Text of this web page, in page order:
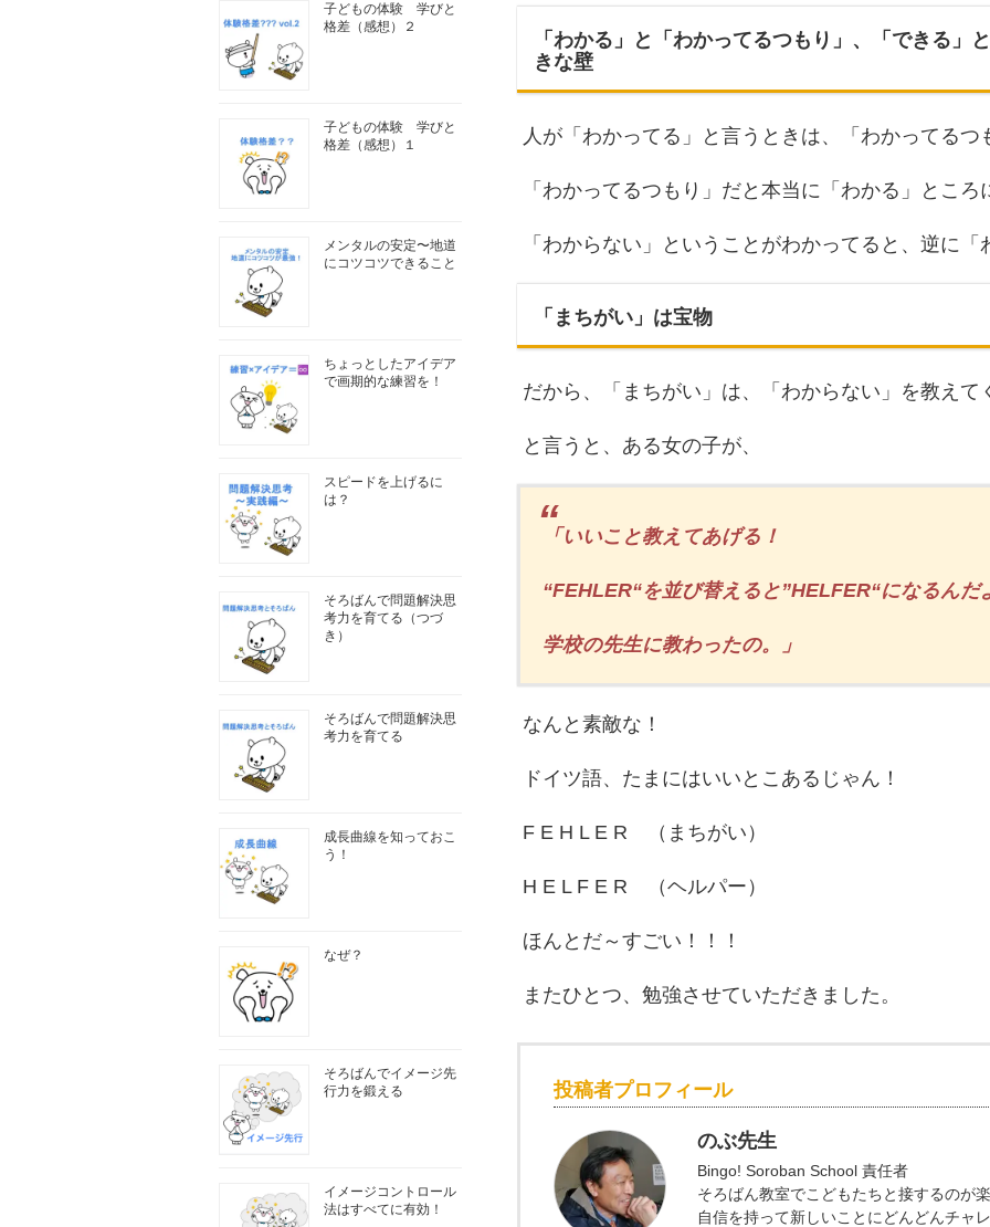
「わかる」と「わかってるつもり」、「できる」
きな壁
人が「わかってる」と言うときは、「わかってるつ
「わかってるつもり」だと本当に「わかる」とこ
「わからない」ということがわかってると、逆に
「まちがい」は宝物
だから、「まちがい」は、「わからない」を教え
と言うと、ある女の子が、
「いいこと教えてあげる！
“FEHLER“を並び替えると”HELFER“になるんだ
学校の先生に教わったの。」
なんと素敵な！
ドイツ語、たまにはいいとこあるじゃん！
F E H L E R （まちがい）
H E L F E R （ヘルパー）
ほんとだ～すごい！！！
またひとつ、勉強させていただきました。
投稿者プロフィール
のぶ先生
Bingo! Soroban School 責任者
そろばん教室でこどもたちと接するのが
自信を持って新しいことにどんどんチャ
子どもの体験 学びと
格差（感想）２
子どもの体験 学びと
格差（感想）１
メンタルの安定〜地道
にコツコツできること
ちょっとしたアイデア
で画期的な練習を！
スピードを上げるに
は？
そろばんで問題解決思
考力を育てる（つづ
き）
そろばんで問題解決思
考力を育てる
成長曲線を知っておこ
う！
なぜ？
そろばんでイメージ先
行力を鍛える
イメージコントロール
法はすべてに有効！